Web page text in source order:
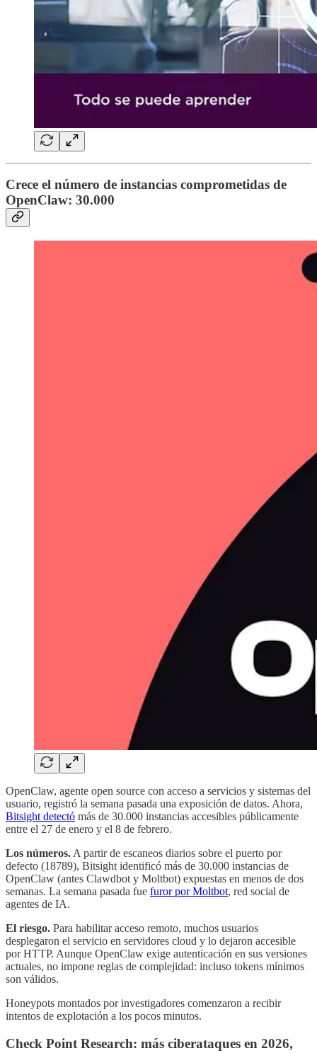
Crece el número de instancias comprometidas de
OpenClaw: 30.000
OpenClaw, agente open source con acceso a servicios y sistemas del
usuario, registró la semana pasada una exposición de datos. Ahora,
Bitsight detectó más de 30.000 instancias accesibles públicamente
entre el 27 de enero y el 8 de febrero.
Los números. A partir de escaneos diarios sobre el puerto por
defecto (18789), Bitsight identificó más de 30.000 instancias de
OpenClaw (antes Clawdbot y Moltbot) expuestas en menos de dos
semanas. La semana pasada fue furor por Moltbot, red social de
agentes de IA.
El riesgo. Para habilitar acceso remoto, muchos usuarios
desplegaron el servicio en servidores cloud y lo dejaron accesible
por HTTP. Aunque OpenClaw exige autenticación en sus versiones
actuales, no impone reglas de complejidad: incluso tokens mínimos
son válidos.
Honeypots montados por investigadores comenzaron a recibir
intentos de explotación a los pocos minutos.
Check Point Research: más ciberataques en 2026,